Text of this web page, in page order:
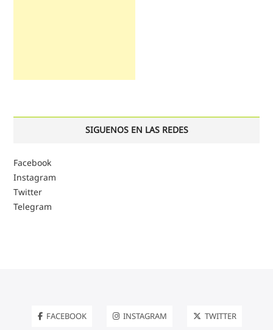
SIGUENOS EN LAS REDES
Facebook
Instagram
Twitter
Telegram
FACEBOOK INSTAGRAM TWITTER